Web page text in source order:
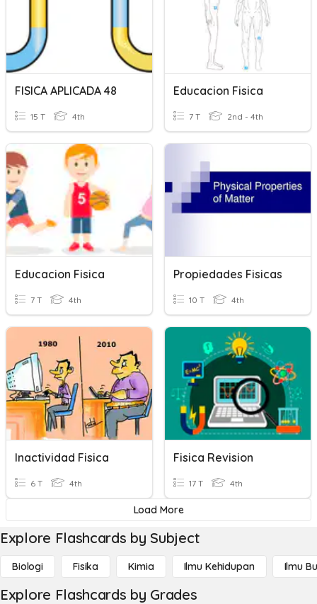
FISICA APLICADA 48
15 T 4th
Educacion Fisica
7 T 2nd - 4th
Educacion Fisica
7 T 4th
Propiedades Fisicas
10 T 4th
Inactividad Fisica
6 T 4th
Fisica Revision
17 T 4th
Load More
Explore Flashcards by Subject
Biologi Fisika Kimia Ilmu Kehidupan Ilmu
Explore Flashcards by Grades